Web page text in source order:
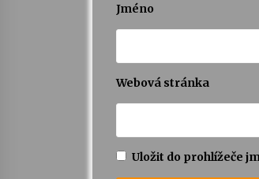
Jméno
Webová stránka
Uložit do prohlížeče